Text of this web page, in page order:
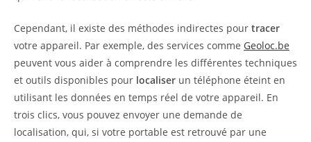
Cependant, il existe des méthodes indirectes pour tracer
votre appareil. Par exemple, des services comme Geoloc.be
peuvent vous aider à comprendre les différentes techniques
et outils disponibles pour localiser un téléphone éteint en
utilisant les données en temps réel de votre appareil. En
trois clics, vous pouvez envoyer une demande de
localisation, qui, si votre portable est retrouvé par une